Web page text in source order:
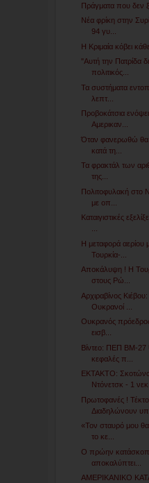
Πράγματα που δεν
Νέα φρίκη στην
94 γυ...
Η Κριμαία κόβει
"Αυτή την Πατρίδα
πολιτικός...
Τα συστήματα
λεπτ...
Προβοκάτσια
Αμερικαν...
Όταν φανερωθώ θα
κατά τη...
Τα φρακτάλ των
της...
Πολιτοφυλακή στο
με οπ...
Καταιγιστικές
Η μεταφορά αερίου
Τουρκία-...
Αποκάλυψη ! Η
στους Ρώ...
Αρχιραβίνος
Ουκρανοί ...
Ουκρανός πρόεδρος:
εισβ...
Βίντεο: ΠΕΠ ΒΜ-27
κεφαλές π...
ΕΚΤΑΚΤΟ:
Ντόνετσκ - 1
Πρωτοφανές !
Διαδηλώνουν
«Toν σταυρό μου
το κε...
Ο πρώην
αποκαλύπτει...
ΑΜΕΡΙΚΑΝΙΚΟ